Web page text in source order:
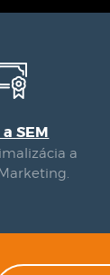
a SEM
a